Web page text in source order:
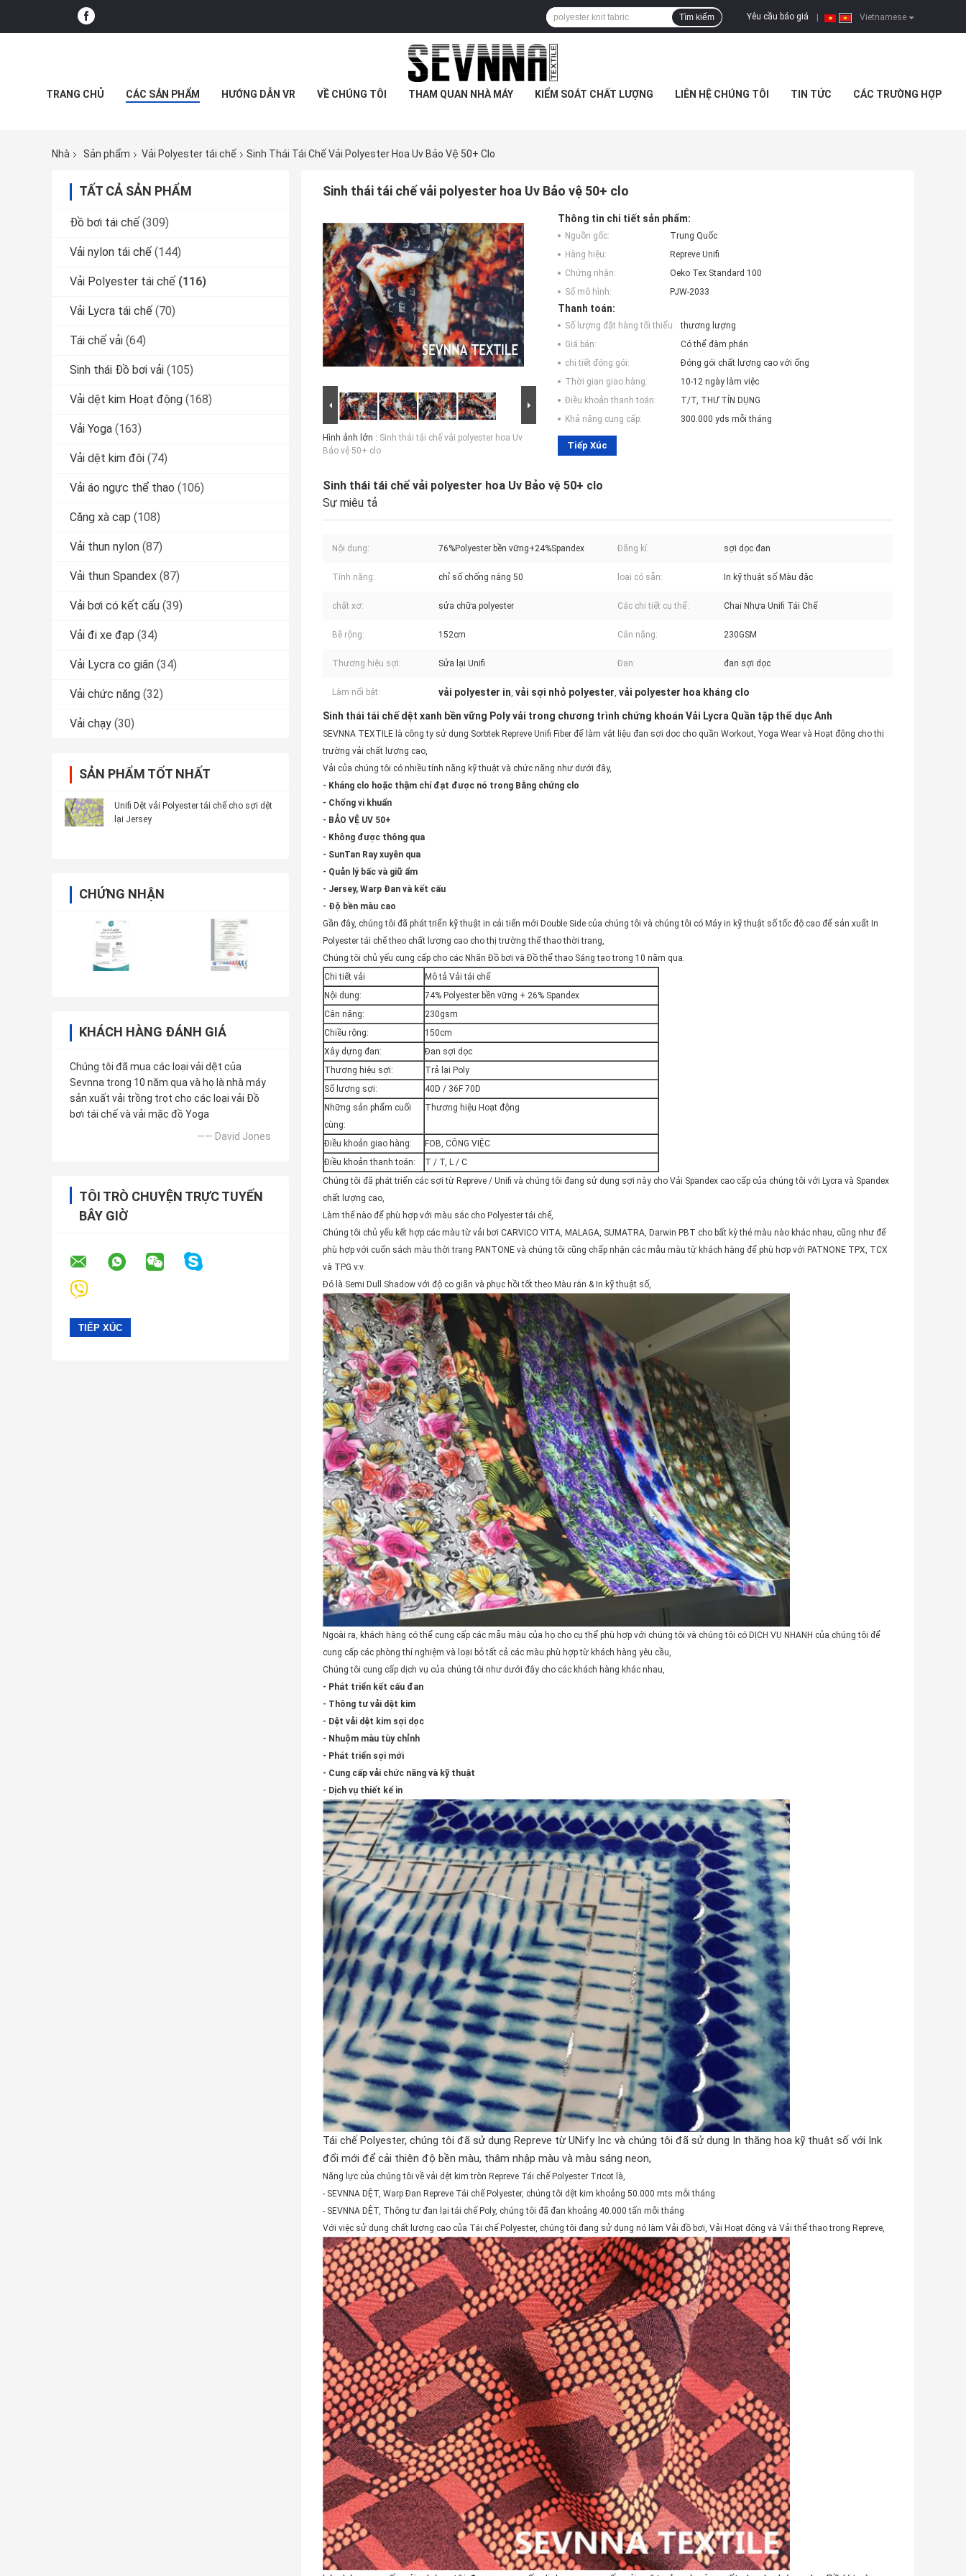
Vietnamese
Yêu cầu báo giá
Tìm kiếm
TRANG CHỦ CÁC SẢN PHẨM HƯỚNG DẪN VR VỀ CHÚNG TÔI THAM QUAN NHÀ MÁY KIỂM SOÁT CHẤT LƯỢNG LIÊN HỆ CHÚNG TÔI TIN TỨC CÁC TRƯỜNG HỢP
Nhà Sản phẩm Vải Polyester tái chế Sinh Thái Tái Chế Vải Polyester Hoa Uv Bảo Vệ 50+ Clo
TẤT CẢ SẢN PHẨM
Đồ bơi tái chế (309)
Vải nylon tái chế (144)
Vải Polyester tái chế (116)
Vải Lycra tái chế (70)
Tái chế vải (64)
Sinh thái Đồ bơi vải (105)
Vải dệt kim Hoạt động (168)
Vải Yoga (163)
Vải dệt kim đôi (74)
Vải áo ngực thể thao (106)
Căng xà cạp (108)
Vải thun nylon (87)
Vải thun Spandex (87)
Vải bơi có kết cấu (39)
Vải đi xe đạp (34)
Vải Lycra co giãn (34)
Vải chức năng (32)
Vải chạy (30)
SẢN PHẨM TỐT NHẤT
Unifi Dệt vải Polyester tái chế cho sợi dệt
lại Jersey
CHỨNG NHẬN
KHÁCH HÀNG ĐÁNH GIÁ
Chúng tôi đã mua các loại vải dệt của
Sevnna trong 10 năm qua và họ là nhà máy
sản xuất vải trồng trọt cho các loại vải Đồ
bơi tái chế và vải mặc đồ Yoga
—— David Jones
TÔI TRÒ CHUYỆN TRỰC TUYẾN
BÂY GIỜ
Sinh thái tái chế vải polyester hoa Uv Bảo vệ 50+ clo
Hình ảnh lớn : Sinh thái tái chế vải polyester hoa Uv
Bảo vệ 50+ clo
Thông tin chi tiết sản phẩm:
Nguồn gốc:
Trung Quốc
Hàng hiệu:
Repreve Unifi
Chứng nhận:
Oeko Tex Standard 100
Số mô hình:
PJW-2033
Thanh toán:
Số lượng đặt hàng tối thiểu:
thương lượng
Giá bán:
Có thể đàm phán
chi tiết đóng gói:
Đóng gói chất lượng cao với ống
Thời gian giao hàng:
10-12 ngày làm việc
Điều khoản thanh toán:
T/T, THƯ TÍN DỤNG
Khả năng cung cấp:
300.000 yds mỗi tháng
Tiếp Xúc
Sinh thái tái chế vải polyester hoa Uv Bảo vệ 50+ clo
Sự miêu tả
Nội dung: 76%Polyester bền vững+24%Spandex Đăng kí: sợi dọc đan
Tính năng: chỉ số chống nắng 50 loại có sẵn: In kỹ thuật số Màu đặc
chất xơ: sửa chữa polyester Các chi tiết cụ thể: Chai Nhựa Unifi Tái Chế
Bề rộng: 152cm Cân nặng: 230GSM
Thương hiệu sợi: Sửa lại Unifi Đan: đan sợi dọc
Làm nổi bật: vải polyester in, vải sợi nhỏ polyester, vải polyester hoa kháng clo
Sinh thái tái chế dệt xanh bền vững Poly vải trong chương trình chứng khoán Vải Lycra Quần tập thể dục Anh
SEVNNA TEXTILE là công ty sử dụng Sorbtek Repreve Unifi Fiber để làm vật liệu đan sợi dọc cho quần Workout, Yoga Wear và Hoạt động cho thị
trường vải chất lượng cao,
Vải của chúng tôi có nhiều tính năng kỹ thuật và chức năng như dưới đây,
- Kháng clo hoặc thậm chí đạt được nó trong Bằng chứng clo
- Chống vi khuẩn
- BẢO VỆ UV 50+
- Không được thông qua
- SunTan Ray xuyên qua
- Quản lý bấc và giữ ẩm
- Jersey, Warp Đan và kết cấu
- Độ bền màu cao
Gần đây, chúng tôi đã phát triển kỹ thuật in cải tiến mới Double Side của chúng tôi và chúng tôi có Máy in kỹ thuật số tốc độ cao để sản xuất In
Polyester tái chế theo chất lượng cao cho thị trường thể thao thời trang,
Chúng tôi chủ yếu cung cấp cho các Nhãn Đồ bơi và Đồ thể thao Sáng tạo trong 10 năm qua.
Chi tiết vải
Mô tả Vải tái chế
Nội dung:
74% Polyester bền vững + 26% Spandex
Cân nặng:
230gsm
Chiều rộng:
150cm
Xây dựng đan:
Đan sợi dọc
Thương hiệu sợi:
Trả lại Poly
Số lượng sợi:
40D / 36F 70D
Những sản phẩm cuối
cùng:
Thương hiệu Hoạt động
Điều khoản giao hàng:
FOB, CÔNG VIỆC
Điều khoản thanh toán:
T / T, L / C
Chúng tôi đã phát triển các sợi từ Repreve / Unifi và chúng tôi đang sử dụng sợi này cho Vải Spandex cao cấp của chúng tôi với Lycra và Spandex
chất lượng cao,
Làm thế nào để phù hợp với màu sắc cho Polyester tái chế,
Chúng tôi chủ yếu kết hợp các màu từ vải bơi CARVICO VITA, MALAGA, SUMATRA, Darwin PBT cho bất kỳ thẻ màu nào khác nhau, cũng như để
phù hợp với cuốn sách màu thời trang PANTONE và chúng tôi cũng chấp nhận các mẫu màu từ khách hàng để phù hợp với PATNONE TPX, TCX
và TPG v.v.
Đó là Semi Dull Shadow với độ co giãn và phục hồi tốt theo Màu rắn & In kỹ thuật số,
Ngoài ra, khách hàng có thể cung cấp các mẫu màu của họ cho cụ thể phù hợp với chúng tôi và chúng tôi có DỊCH VỤ NHANH của chúng tôi để
cung cấp các phòng thí nghiệm và loại bỏ tất cả các màu phù hợp từ khách hàng yêu cầu,
Chúng tôi cung cấp dịch vụ của chúng tôi như dưới đây cho các khách hàng khác nhau,
- Phát triển kết cấu đan
- Thông tư vải dệt kim
- Dệt vải dệt kim sợi dọc
- Nhuộm màu tùy chỉnh
- Phát triển sợi mới
- Cung cấp vải chức năng và kỹ thuật
- Dịch vụ thiết kế in
Tái chế Polyester, chúng tôi đã sử dụng Repreve từ UNify Inc và chúng tôi đã sử dụng In thăng hoa kỹ thuật số với Ink
đổi mới để cải thiện độ bền màu, thâm nhập màu và màu sáng neon,
Năng lực của chúng tôi về vải dệt kim tròn Repreve Tái chế Polyester Tricot là,
- SEVNNA DỆT, Warp Đan Repreve Tái chế Polyester, chúng tôi dệt kim khoảng 50.000 mts mỗi tháng
- SEVNNA DỆT, Thông tư đan lại tái chế Poly, chúng tôi đã đan khoảng 40.000 tấn mỗi tháng
Với việc sử dụng chất lượng cao của Tái chế Polyester, chúng tôi đang sử dụng nó làm Vải đồ bơi, Vải Hoạt động và Vải thể thao trong Repreve,